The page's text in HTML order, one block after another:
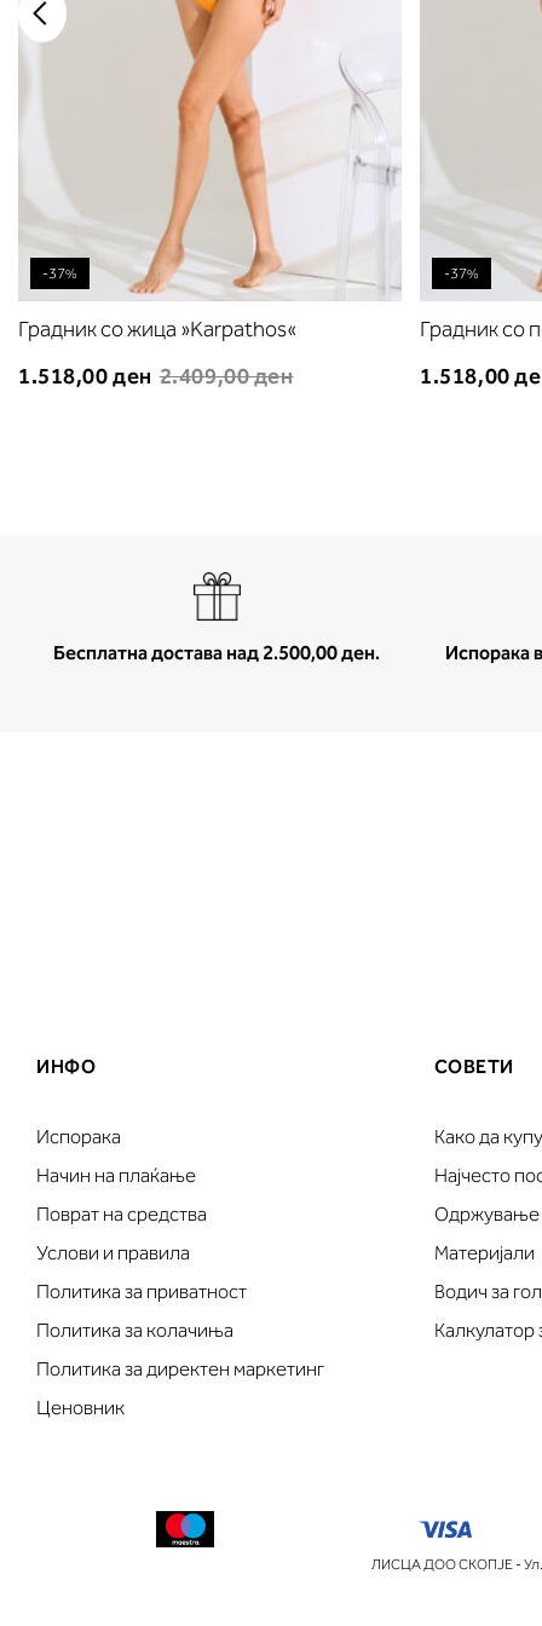
-37%
Градник со жица »Karpathos«
1.518,00 ден 2.409,00 ден
-37%
Градник со
1.518,00
Бесплатна достава над 2.500,00 ден. Испорака
ИНФО
Испорака
Начин на плаќање
Поврат на средства
Услови и правила
Политика за приватност
Политика за колачиња
Политика за директен маркетинг
Ценовник
СОВЕТИ
Како да
Најчесто
Одржување
Материјали
Водич за
Калкулатор
ЛИСЦА ДОО СКОПЈЕ -